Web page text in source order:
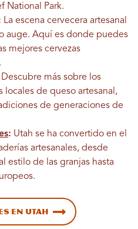
National Park.
La escena cervecera artesanal
auge. Aquí es donde puedes
mejores cervezas
Descubre más sobre los
locales de queso artesanal,
de generaciones de
: Utah se ha convertido en el
artesanales, desde
estilo de las granjas hasta
en Utah